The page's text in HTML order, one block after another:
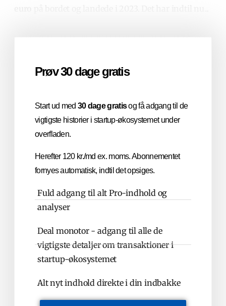
Prøv 30 dage gratis
Start ud med 30 dage gratisog få adgang til de
vigtigste historier i startup-økosystemet under
overfladen.
Herefter 120 kr./md ex. moms. Abonnementet
fornyes automatisk, indtil det opsiges.
Fuld adgang til alt Pro-indhold og
analyser
Deal monotor - adgang til alle de
vigtigste detaljer om transaktioner i
startup-økosystemet
Alt nyt indhold direkte i din indbakke